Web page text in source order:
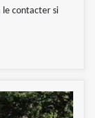
le contacter si